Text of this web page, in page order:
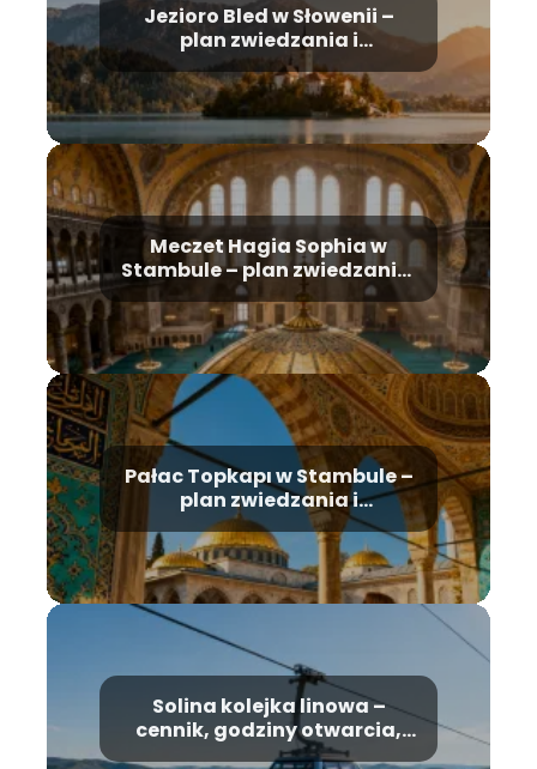
Jezioro Bled w Słowenii –
plan zwiedzania i
najważniejsze atrakcje
Meczet Hagia Sophia w
Stambule – plan zwiedzania,
historia, bilety
Pałac Topkapı w Stambule –
plan zwiedzania i
najważniejsze atrakcje
Solina kolejka linowa –
cennik, godziny otwarcia,
informacje